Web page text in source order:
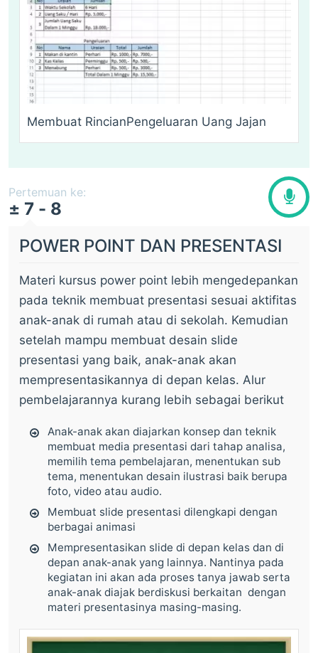
Membuat RincianPengeluaran Uang Jajan
Pertemuan ke:
± 7 - 8
POWER POINT DAN PRESENTASI
Materi kursus power point lebih mengedepankan
pada teknik membuat presentasi sesuai aktifitas
anak-anak di rumah atau di sekolah. Kemudian
setelah mampu membuat desain slide
presentasi yang baik, anak-anak akan
mempresentasikannya di depan kelas. Alur
pembelajarannya kurang lebih sebagai berikut
Anak-anak akan diajarkan konsep dan teknik
membuat media presentasi dari tahap analisa,
memilih tema pembelajaran, menentukan sub
tema, menentukan desain ilustrasi baik berupa
foto, video atau audio.
Membuat slide presentasi dilengkapi dengan
berbagai animasi
Mempresentasikan slide di depan kelas dan di
depan anak-anak yang lainnya. Nantinya pada
kegiatan ini akan ada proses tanya jawab serta
anak-anak diajak berdiskusi berkaitan dengan
materi presentasinya masing-masing.